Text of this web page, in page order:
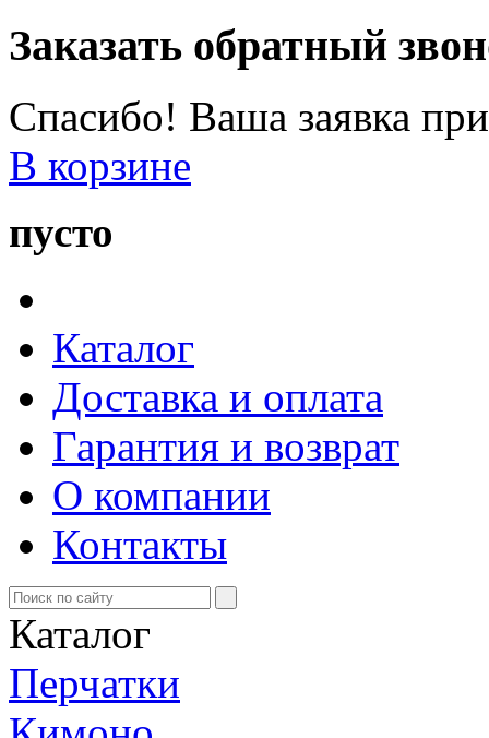
Заказать обратный
Спасибо! Ваша заявка
В корзине
пусто
Каталог
Доставка и оплата
Гарантия и возврат
О компании
Контакты
Каталог
Перчатки